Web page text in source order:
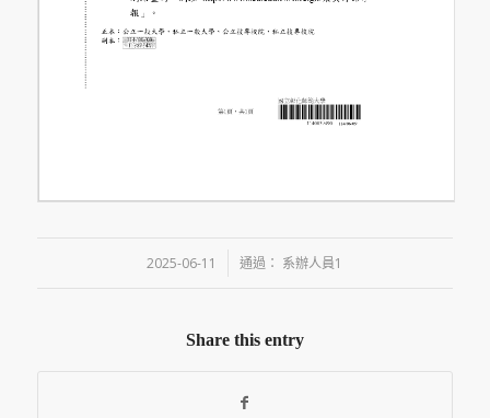
2025-06-11
/ 通過： 系辦人員1
Share this entry